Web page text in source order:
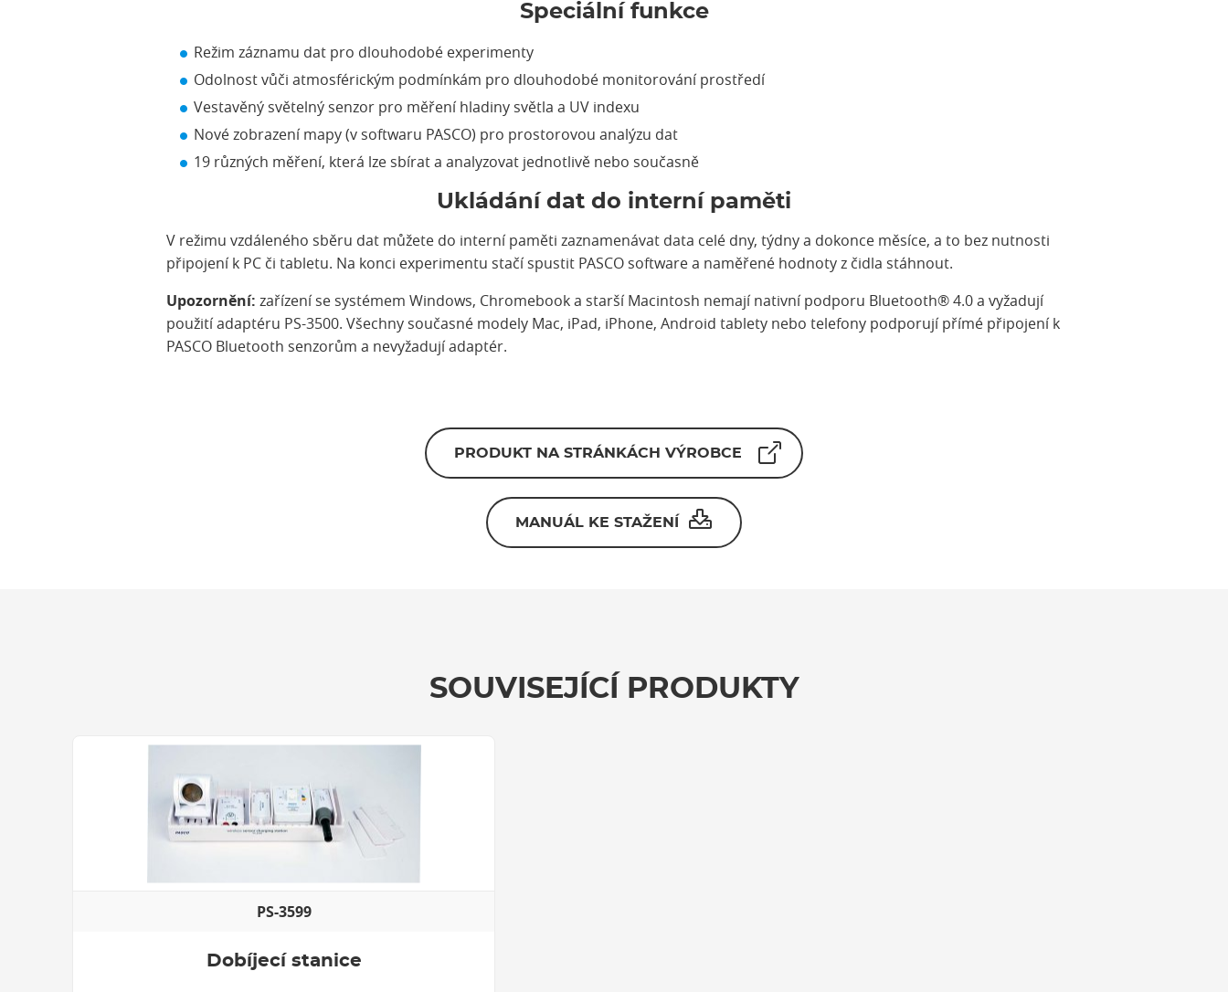
Speciální funkce
Režim záznamu dat pro dlouhodobé experimenty
Odolnost vůči atmosférickým podmínkám pro dlouhodobé monitorování prostředí
Vestavěný světelný senzor pro měření hladiny světla a UV indexu
Nové zobrazení mapy (v softwaru PASCO) pro prostorovou analýzu dat
19 různých měření, která lze sbírat a analyzovat jednotlivě nebo současně
Ukládání dat do interní paměti
V režimu vzdáleného sběru dat můžete do interní paměti zaznamenávat data celé dny, týdny a dokonce měsíce, a to bez nutnosti
připojení k PC či tabletu. Na konci experimentu stačí spustit PASCO software a naměřené hodnoty z čidla stáhnout.
Upozornění: zařízení se systémem Windows, Chromebook a starší Macintosh nemají nativní podporu Bluetooth® 4.0 a vyžadují
použití adaptéru PS-3500. Všechny současné modely Mac, iPad, iPhone, Android tablety nebo telefony podporují přímé připojení k
PASCO Bluetooth senzorům a nevyžadují adaptér.
PRODUKT NA STRÁNKÁCH VÝROBCE
MANUÁL KE STAŽENÍ
SOUVISEJÍCÍ PRODUKTY
PS-3599
Dobíjecí stanice